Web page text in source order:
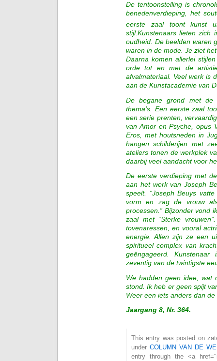
De tentoonstelling is
benedenverdieping, het
eerste zaal toont kunst
stijl.Kunstenaars lieten zich
oudheid. De beelden waren
waren in de mode. Je ziet
Daarna komen allerlei
orde tot en met de
afvalmateriaal. Veel werk is
aan de Kunstacademie van
De begane grond met de
thema’s. Een eerste zaal
een serie prenten,
van Amor en Psyche, opus
Eros, met houtsneden in
hangen schilderijen met
ateliers tonen de werkplek
daarbij veel aandacht voor
De eerste verdieping met
aan het werk van Joseph
speelt. “Joseph Beuys
vorm en zag de vrouw
processen.” Bijzonder vond
zaal met “Sterke
tovenaressen, en vooral
energie. Allen zijn ze een
spiritueel complex van
geëngageerd.
zeventig van de twintigste
We hadden geen idee, wat
stond. Ik heb er geen spijt
Weer een iets anders dan
Jaargang 8, Nr. 364.
This entry was posted on
under COLUMN VAN DE
entry through the <a